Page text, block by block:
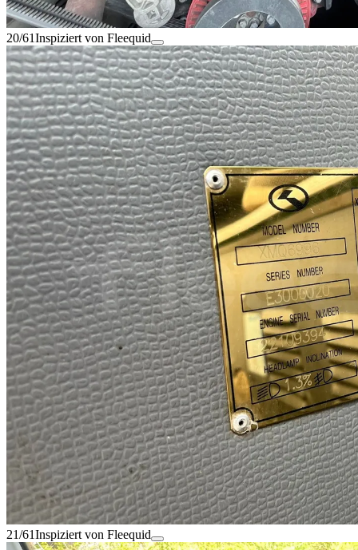
20/61Inspiziert von Fleequid
21/61Inspiziert von Fleequid